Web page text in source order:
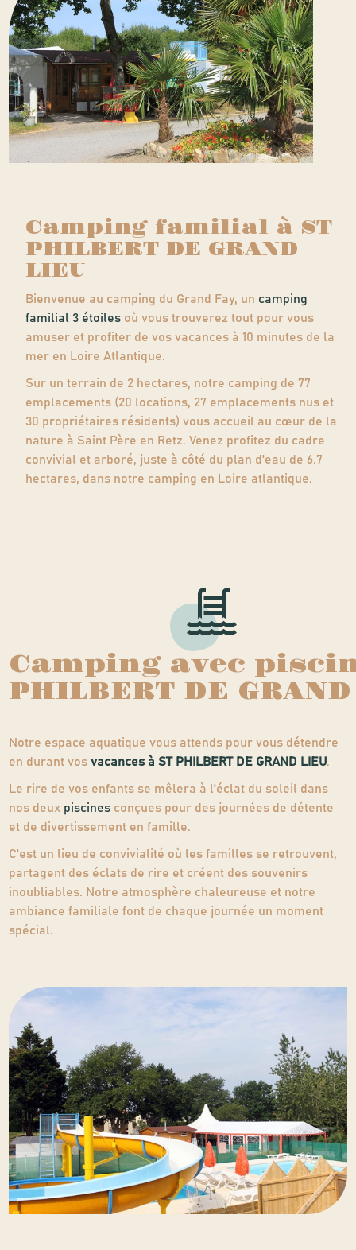
Camping familial à ST
PHILBERT DE GRAND
LIEU
Bienvenue au camping du Grand Fay, un camping
familial 3 étoiles où vous trouverez tout pour vous
amuser et profiter de vos vacances à 10 minutes de la
mer en Loire Atlantique.
Sur un terrain de 2 hectares, notre camping de 77
emplacements (20 locations, 27 emplacements nus et
30 propriétaires résidents) vous accueil au cœur de la
nature à Saint Père en Retz. Venez profitez du cadre
convivial et arboré, juste à côté du plan d'eau de 6.7
hectares, dans notre camping en Loire atlantique.
Camping avec
PHILBERT DE
Notre espace aquatique vous attends pour vous détendre
en durant vosvacances à ST PHILBERT DE GRAND LIEU.
Le rire de vos enfants se mêlera à l'éclat du soleil dans
nos deux piscines conçues pour des journées de détente
et de divertissement en famille.
C'est un lieu de convivialité où les familles se retrouvent,
partagent des éclats de rire et créent des souvenirs
inoubliables. Notre atmosphère chaleureuse et notre
ambiance familiale font de chaque journée un moment
spécial.